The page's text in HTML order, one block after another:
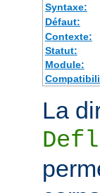
Syntaxe:
Défaut:
Contexte:
Statut:
Module:
La